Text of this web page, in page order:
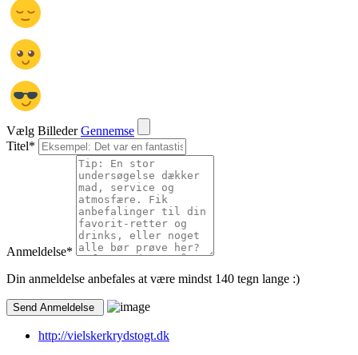
Vælg Billeder Gennemse
Titel*
Anmeldelse*
Din anmeldelse anbefales at være mindst 140 tegn lange :)
http://vielskerkrydstogt.dk